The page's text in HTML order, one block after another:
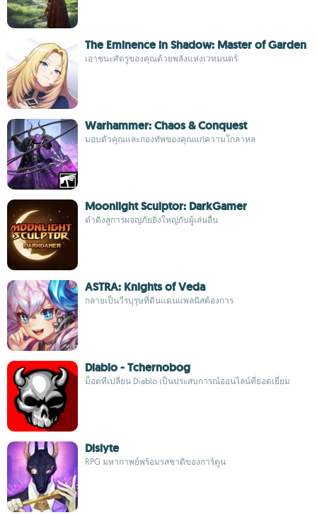
The Eminence in Shadow: Master of Garden
เอาชนะศัตรูของคุณด้วยพลังแห่งเวทมนตร์
Warhammer: Chaos & Conquest
มอบตัวคุณและกองทัพของคุณแก่ความโกลาหล
Moonlight Sculptor: DarkGamer
ดำดิ่งสูการผจญภัยยิ่งใหญ่กับผู้เล่นอื่น
ASTRA: Knights of Veda
กลายเป็นวีรบุรุษที่ดินแดนแพลนิสต้องการ
Diablo - Tchernobog
ม็อดที่เปลี่ยน Diablo เป็นประสบการณ์ออนไลน์ที่ยอดเยี่ยม
Dislyte
RPG มหากาพย์พร้อมรสชาติของการ์ตูน